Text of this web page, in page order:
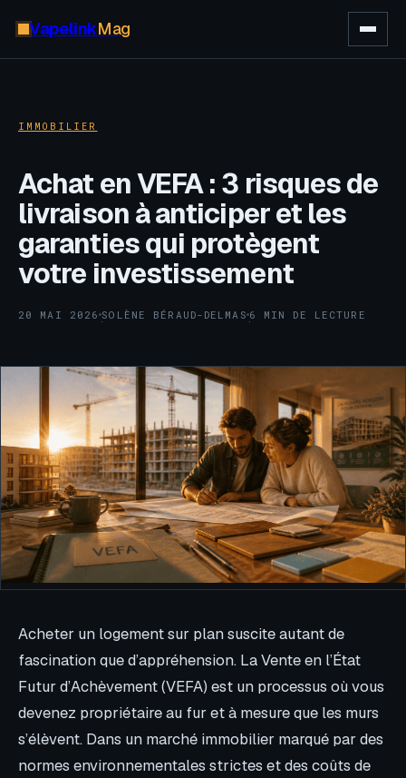
VapelinkMag
IMMOBILIER
Achat en VEFA : 3 risques de
livraison à anticiper et les
garanties qui protègent
votre investissement
20 MAI 2026·SOLÈNE BÉRAUD-DELMAS ·
6 MIN DE LECTURE
Acheter un logement sur plan suscite autant de
fascination que d’appréhension. La Vente en l’État
Futur d’Achèvement (VEFA) est un processus où vous
devenez propriétaire au fur et à mesure que les murs
s’élèvent. Dans un marché immobilier marqué par des
normes environnementales strictes et des coûts de